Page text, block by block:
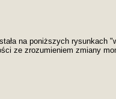
na poniższych rysunkach
ze zrozumieniem zmiany